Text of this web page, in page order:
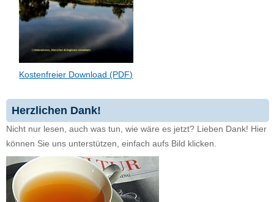
Kostenfreier Download (PDF)
Herzlichen Dank!
Nicht nur lesen, auch was tun, wie wäre es jetzt? Lieben Dank! Hier
können Sie uns unterstützen, einfach aufs Bild klicken.